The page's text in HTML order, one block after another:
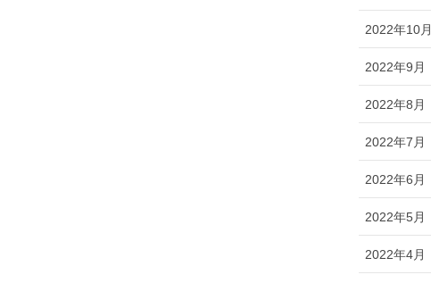
2022年10月
2022年9月
2022年8月
2022年7月
2022年6月
2022年5月
2022年4月